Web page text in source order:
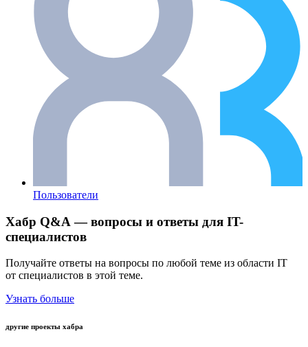
Пользователи
Хабр Q&A — вопросы и ответы для IT-
специалистов
Получайте ответы на вопросы по любой теме из области IT
от специалистов в этой теме.
Узнать больше
другие проекты хабра